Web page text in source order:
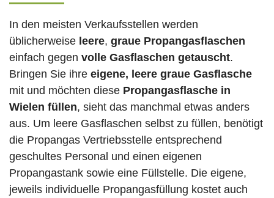
In den meisten Verkaufsstellen werden
üblicherweise leere, graue Propangasflaschen
einfach gegen volle Gasflaschen getauscht.
Bringen Sie ihre eigene, leere graue Gasflasche
mit und möchten diese Propangasflasche in
Wielen füllen, sieht das manchmal etwas anders
aus. Um leere Gasflaschen selbst zu füllen, benötigt
die Propangas Vertriebsstelle entsprechend
geschultes Personal und einen eigenen
Propangastank sowie eine Füllstelle. Die eigene,
jeweils individuelle Propangasfüllung kostet auch